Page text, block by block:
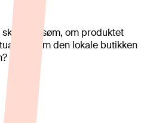
om produktet
eller om den lokale butikken